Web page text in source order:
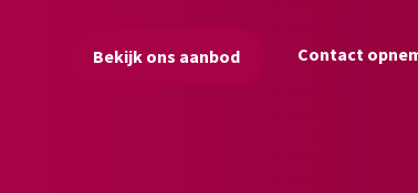
Bekijk ons aanbod Contact